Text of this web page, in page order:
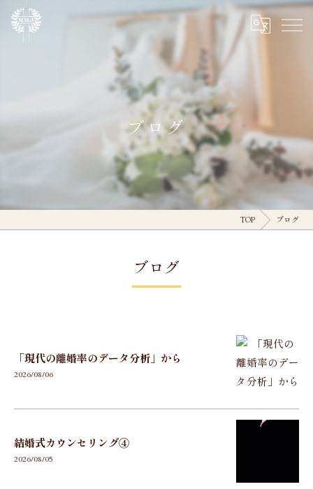
ブログ
TOP ブログ
ブログ
「現代の離婚率のデータ分析」から
2026/08/06
結婚式カウンセリング④
2026/08/05